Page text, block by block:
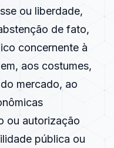
ou liberdade,
de fato,
concernente à
aos costumes,
mercado, ao
ou autorização
pública ou